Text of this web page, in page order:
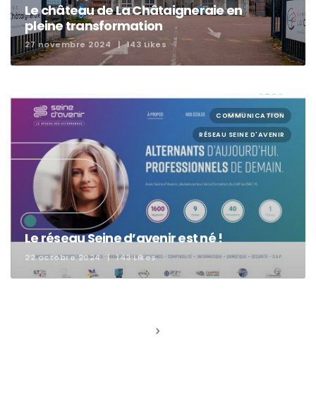
Le château de La Châtaigneraie en
pleine transformation
27 novembre 2024 143 Likes
COMMUNICATION
RÉSEAU SEINE D'AVENIR
Le réseau Seine d’avenir est né !
22 octobre 2024 143 Likes